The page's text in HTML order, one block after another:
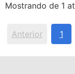
Mostrando de 1
Anterior 1